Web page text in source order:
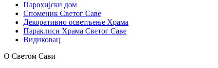
Парохијски дом
Споменик Светог Саве
Декоративно осветљење Храма
Параклиси Храма Светог Саве
Видиковац
О Светом Сави